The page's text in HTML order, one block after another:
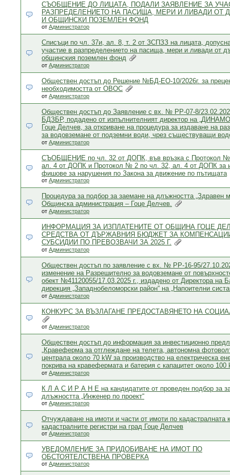
СЪОБЩЕНИЕ ДО ЛИЦАТА, ПОДАЛИ ЗАЯВЛЕНИЕ ЗА
РАЗПРЕДЕЛЕНИЕТО НА ПАСИЩА, МЕРИ И ЛИВАДИ ОТ
И ОБЩИНСКИ ПОЗЕМЛЕН ФОНД
от Администратор
Списъци по чл. 37и, ал. 8, т. 2 от ЗСПЗЗ на лицата,
участие в разпределението на пасища, мери и ливади от
общинския поземлен фонд
от Администратор
Обществен достъп до Решение №БД-ЕО-10/2026г. за
необходимостта от ОВОС
от Администратор
Обществен достъп до Заявление с вх. № РР-07-8/
БДЗБР, подадено от изпълнителният директор на
Гоце Делчев, за откриване на процедура за издаване на
за водовземане от подземни води, чрез съществуващи
от Администратор
СЪОБЩЕНИЕ по чл. 32 от ДОПК, във връзка с Протокол №
ал. 4 от ДОПК и Протокол № 2 по чл. 32, ал. 4 от ДОПК за
фишове за нарушения по Закона за движение по пътищата
от Администратор
Процедура за подбор за заемане на длъжността „Здравен
Общинска администрация – Гоце Делчев.
от Администратор
ИНФОРМАЦИЯ ЗА ИЗПЛАТЕНИТЕ ОТ ОБЩИНА ГОЦЕ
СРЕДСТВА ОТ ДЪРЖАВНИЯ БЮДЖЕТ ЗА
СУБСИДИИ ПО ПРЕВОЗВАЧИ ЗА 2025 Г.
от Администратор
Обществен достъп по заявление с вх. № РР-16-95/
изменение на Разрешително за водовземане от
обект №41120055/17.03.2025 г., издадено от Директора на
дирекция „Западнобеломорски район“ на „Напоителни
от Администратор
КОНКУРС ЗА ВЪЗЛАГАНЕ ПРЕДОСТАВЯНЕТО НА
от Администратор
Обществен достъп до информация за инвестиционно
„Кравеферма за отглеждане на телета, автономна
централа около 70 kW за производство на електрическа
покрива на кравефермата и батерия с капацитет около 100
от Администратор
К Л А С И Р А Н Е на кандидатите от проведен подбор за
длъжността „Инженер по проект“
от Администратор
Отчуждаване на имоти и части от имоти по кадастралната
кадастралните регистри на град Гоце Делчев
от Администратор
УВЕДОМЛЕНИЕ ЗА ПРИДОБИВАНЕ НА ИМОТ ПО
ОБСТОЯТЕЛСТВЕНА ПРОВЕРКА
от Администратор